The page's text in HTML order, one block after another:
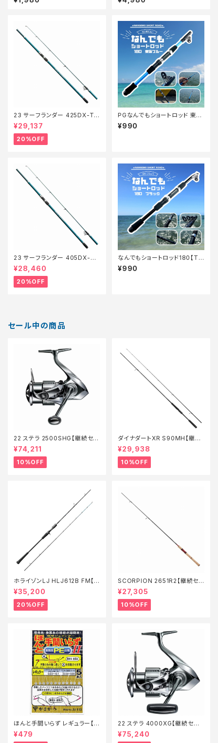
23 サーフランダー 425DX-T
【特価竿】【20】
¥29,137
20%OFF
PGなんでもショートロッド 東海
ブルー180【Tオリ】
¥990
23 サーフランダー 405DX-T
【特価竿】【20】
¥28,460
20%OFF
なんでもショートロッド180【Tオ
リ】
¥990
セール中の商品
22 ステラ 2500SHG【継続セー
ル_リール】【10】
¥74,211
10%OFF
ダイナダートXR S90MH【継続
セール_ロッド】【10】
¥29,938
10%OFF
ホライゾンLJ HLJ612B FM【特
価ロッド】【20】
¥35,200
20%OFF
SCORPION 2651R2【継続セ
ール_ロッド】【10】
¥27,305
10%OFF
ほんと手間いらず レギュラー【特
価仕掛】【20】
¥479
22 ステラ 4000XG【継続セー
ル_リール】【10】
¥75,240